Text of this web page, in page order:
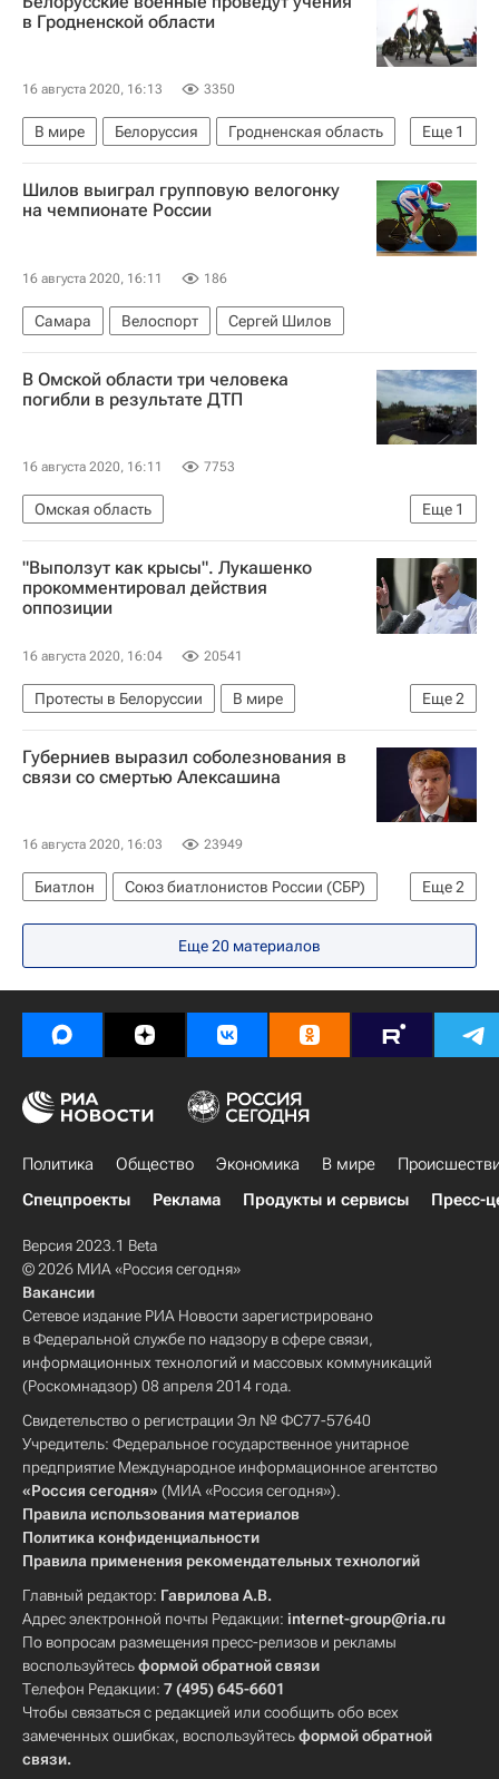
Коронавирус COVID-19
в Гродненской области
16 августа 2020, 16:13 3350
Еще 1
В мире Белоруссия
Гродненская область
Министерство обороны Белоруссии
Шилов выиграл групповую велогонку
на чемпионате России
16 августа 2020, 16:11 186
Самара Велоспорт Сергей Шилов
В Омской области три человека
погибли в результате ДТП
16 августа 2020, 16:11 7753
Еще 1
Омская область
МЧС России (Министерство РФ по делам гражданской обороны, чрезвычайным ситуациям и ликвидации последствий стихийных бедствий)
"Выползут как крысы". Лукашенко
прокомментировал действия
оппозиции
16 августа 2020, 16:04 20541
Еще2
Протесты в Белоруссии
В мире
Белоруссия
Александр Лукашенко
Губерниев выразил соболезнования в
связи со смертью Алексашина
16 августа 2020, 16:03 23949
Еще2
Биатлон
Союз биатлонистов России (СБР)
Дмитрий Губерниев
Дмитрий Алексашин
Еще 20 материалов
Политика Общество Экономика В мире
Спецпроекты
Реклама Продукты и сервисы Пресс-
Версия 2023.1 Beta
© 2026 МИА «Россия сегодня»
Вакансии
Сетевое издание РИА Новости зарегистрировано
в Федеральной службе по надзору в сфере связи,
информационных технологий и массовых коммуникаций
(Роскомнадзор) 08 апреля 2014 года.
Свидетельство о регистрации Эл № ФС77-57640
Учредитель: Федеральное государственное унитарное
предприятие Международное информационное агентство
«Россия сегодня» (МИА «Россия сегодня»).
Правила использования материалов
Политика конфиденциальности
Правила применения рекомендательных технологий
Главный редактор: Гаврилова А.В.
Адрес электронной почты Редакции: internet-group@ria.ru
По вопросам размещения пресс-релизов и рекламы
воспользуйтесьформой обратной связи
Телефон Редакции: 7 (495) 645-6601
Чтобы связаться с редакцией или сообщить обо всех
замеченных ошибках, воспользуйтесьформой обратной
связи.